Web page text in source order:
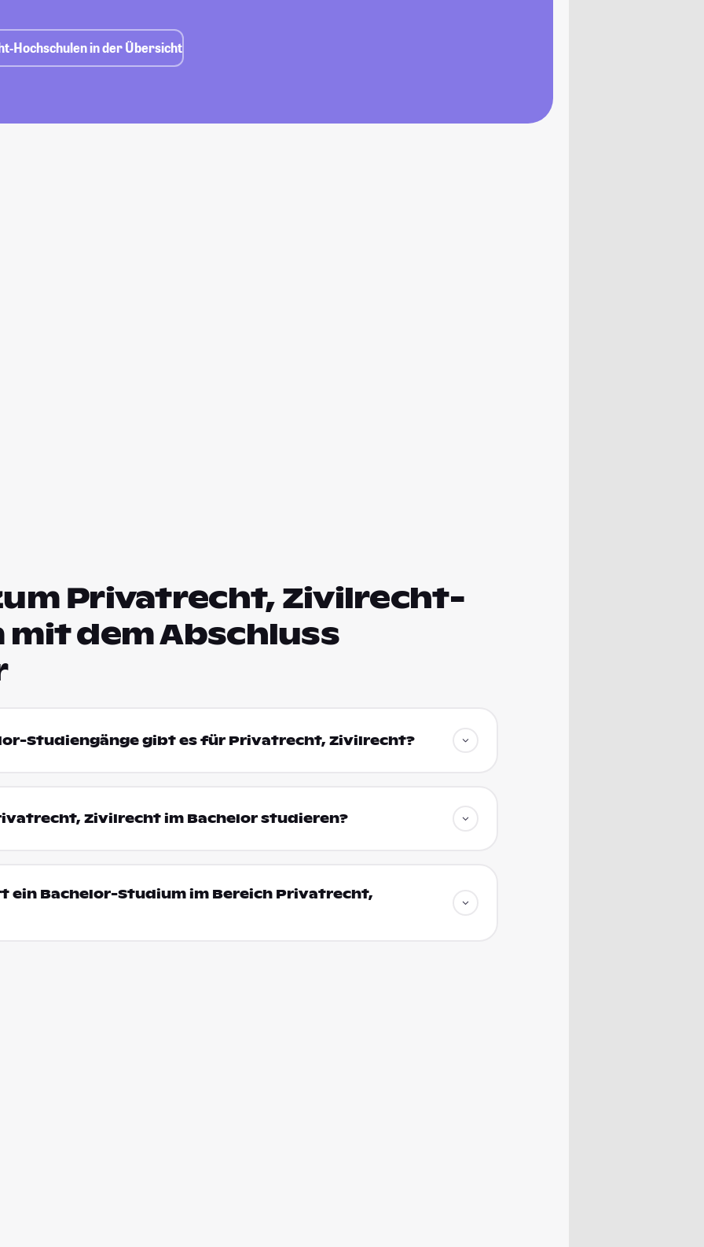
Hochschulen in der Übersicht
Privatrecht, Zivilrecht-
dem Abschluss
Studiengänge gibt es für Privatrecht, Zivilrecht?
Zivilrecht im Bachelor studieren?
ein Bachelor-Studium im Bereich Privatrecht,